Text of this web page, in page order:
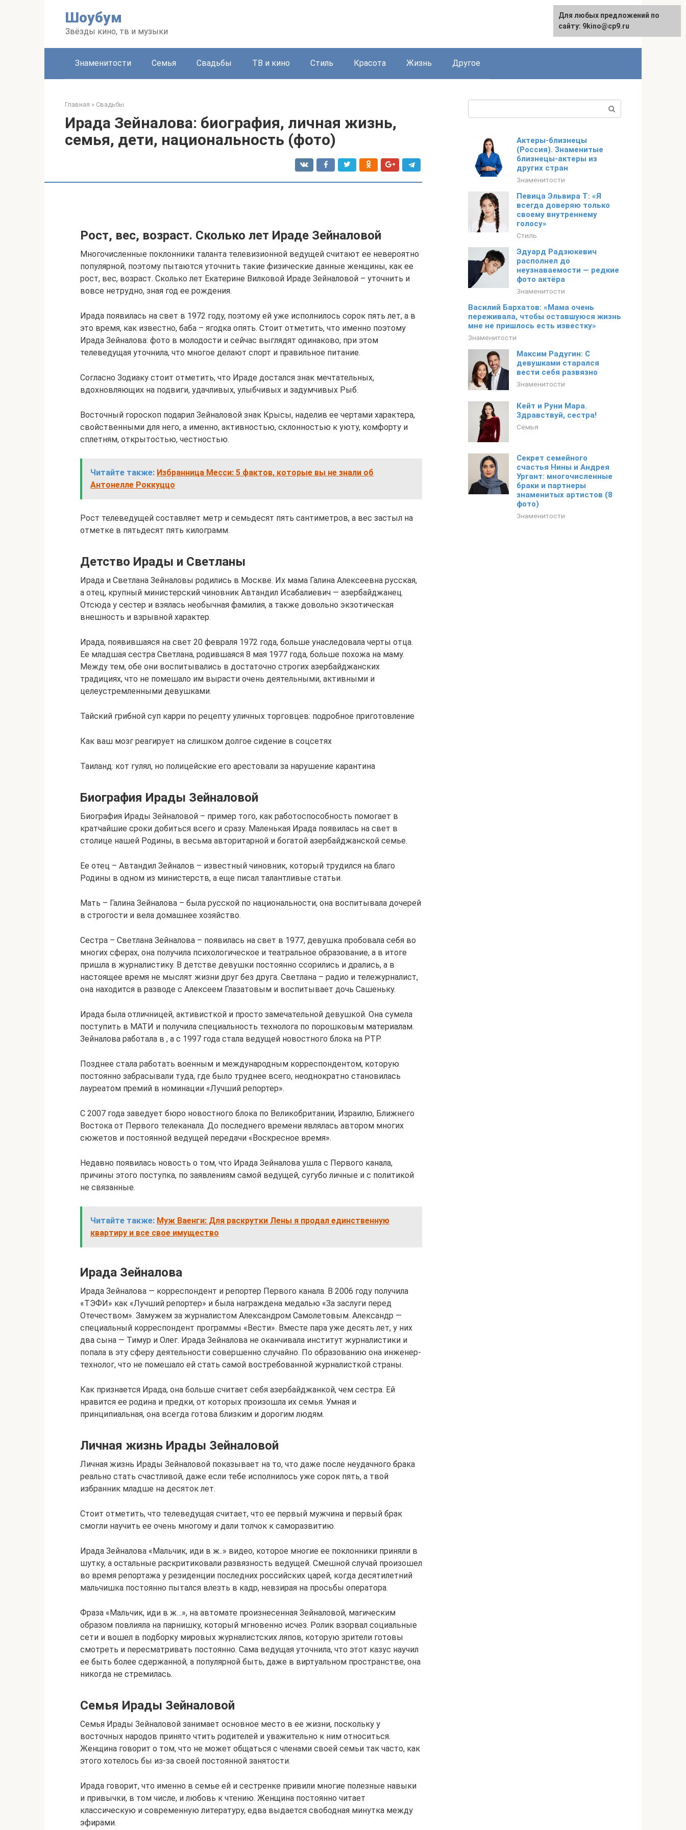
Шоубум
Звёзды кино, тв и музыки
English
Знаменитости Семья Свадьбы ТВ и кино Стиль Красота Жизнь Другое
Главная » Свадьбы
Ирада Зейналова: биография, личная жизнь,
семья, дети, национальность (фото)
Рост, вес, возраст. Сколько лет Ираде Зейналовой
Многочисленные поклонники таланта телевизионной ведущей считают ее невероятно
популярной, поэтому пытаются уточнить такие физические данные женщины, как ее
рост, вес, возраст. Сколько лет Екатерине Вилковой Ираде Зейналовой – уточнить и
вовсе нетрудно, зная год ее рождения.
Ирада появилась на свет в 1972 году, поэтому ей уже исполнилось сорок пять лет, а в
это время, как известно, баба – ягодка опять. Стоит отметить, что именно поэтому
Ирада Зейналова: фото в молодости и сейчас выглядят одинаково, при этом
телеведущая уточнила, что многое делают спорт и правильное питание.
Согласно Зодиаку стоит отметить, что Ираде достался знак мечтательных,
вдохновляющих на подвиги, удачливых, улыбчивых и задумчивых Рыб.
Восточный гороскоп подарил Зейналовой знак Крысы, наделив ее чертами характера,
свойственными для него, а именно, активностью, склонностью к уюту, комфорту и
сплетням, открытостью, честностью.
Читайте также: Избранница Месси: 5 фактов, которые вы не знали об
Антонелле Роккуццо
Рост телеведущей составляет метр и семьдесят пять сантиметров, а вес застыл на
отметке в пятьдесят пять килограмм.
Детство Ирады и Светланы
Ирада и Светлана Зейналовы родились в Москве. Их мама Галина Алексеевна русская,
а отец, крупный министерский чиновник Автандил Исабалиевич — азербайджанец.
Отсюда у сестер и взялась необычная фамилия, а также довольно экзотическая
внешность и взрывной характер.
Ирада, появившаяся на свет 20 февраля 1972 года, больше унаследовала черты отца.
Ее младшая сестра Светлана, родившаяся 8 мая 1977 года, больше похожа на маму.
Между тем, обе они воспитывались в достаточно строгих азербайджанских
традициях, что не помешало им вырасти очень деятельными, активными и
целеустремленными девушками.
Тайский грибной суп карри по рецепту уличных торговцев: подробное приготовление
Как ваш мозг реагирует на слишком долгое сидение в соцсетях
Таиланд: кот гулял, но полицейские его арестовали за нарушение карантина
Биография Ирады Зейналовой
Биография Ирады Зейналовой – пример того, как работоспособность помогает в
кратчайшие сроки добиться всего и сразу. Маленькая Ирада появилась на свет в
столице нашей Родины, в весьма авторитарной и богатой азербайджанской семье.
Ее отец – Автандил Зейналов – известный чиновник, который трудился на благо
Родины в одном из министерств, а еще писал талантливые статьи.
Мать – Галина Зейналова – была русской по национальности, она воспитывала дочерей
в строгости и вела домашнее хозяйство.
Сестра – Светлана Зейналова – появилась на свет в 1977, девушка пробовала себя во
многих сферах, она получила психологическое и театральное образование, а в итоге
пришла в журналистику. В детстве девушки постоянно ссорились и дрались, а в
настоящее время не мыслят жизни друг без друга. Светлана – радио и тележурналист,
она находится в разводе с Алексеем Глазатовым и воспитывает дочь Сашеньку.
Ирада была отличницей, активисткой и просто замечательной девушкой. Она сумела
поступить в МАТИ и получила специальность технолога по порошковым материалам.
Зейналова работала в , а с 1997 года стала ведущей новостного блока на РТР.
Позднее стала работать военным и международным корреспондентом, которую
постоянно забрасывали туда, где было труднее всего, неоднократно становилась
лауреатом премий в номинации «Лучший репортер».
С 2007 года заведует бюро новостного блока по Великобритании, Израилю, Ближнего
Востока от Первого телеканала. До последнего времени являлась автором многих
сюжетов и постоянной ведущей передачи «Воскресное время».
Недавно появилась новость о том, что Ирада Зейналова ушла с Первого канала,
причины этого поступка, по заявлениям самой ведущей, сугубо личные и с политикой
не связанные.
Читайте также: Муж Ваенги: Для раскрутки Лены я продал единственную
квартиру и все свое имущество
Ирада Зейналова
Ирада Зейналова — корреспондент и репортер Первого канала. В 2006 году получила
«ТЭФИ» как «Лучший репортер» и была награждена медалью «За заслуги перед
Отечеством». Замужем за журналистом Александром Самолетовым. Александр —
специальный корреспондент программы «Вести». Вместе пара уже десять лет, у них
два сына — Тимур и Олег. Ирада Зейналова не оканчивала институт журналистики и
попала в эту сферу деятельности совершенно случайно. По образованию она инженер-
технолог, что не помешало ей стать самой востребованной журналисткой страны.
Как признается Ирада, она больше считает себя азербайджанкой, чем сестра. Ей
нравится ее родина и предки, от которых произошла их семья. Умная и
принципиальная, она всегда готова близким и дорогим людям.
Личная жизнь Ирады Зейналовой
Личная жизнь Ирады Зейналовой показывает на то, что даже после неудачного брака
реально стать счастливой, даже если тебе исполнилось уже сорок пять, а твой
избранник младше на десяток лет.
Стоит отметить, что телеведущая считает, что ее первый мужчина и первый брак
смогли научить ее очень многому и дали толчок к саморазвитию.
Ирада Зейналова «Мальчик, иди в ж..» видео, которое многие ее поклонники приняли в
шутку, а остальные раскритиковали развязность ведущей. Смешной случай произошел
во время репортажа у резиденции последних российских царей, когда десятилетний
мальчишка постоянно пытался влезть в кадр, невзирая на просьбы оператора.
Фраза «Мальчик, иди в ж…», на автомате произнесенная Зейналовой, магическим
образом повлияла на парнишку, который мгновенно исчез. Ролик взорвал социальные
сети и вошел в подборку мировых журналистских ляпов, которую зрители готовы
смотреть и пересматривать постоянно. Сама ведущая уточнила, что этот казус научил
ее быть более сдержанной, а популярной быть, даже в виртуальном пространстве, она
никогда не стремилась.
Семья Ирады Зейналовой
Семья Ирады Зейналовой занимает основное место в ее жизни, поскольку у
восточных народов принято чтить родителей и уважительно к ним относиться.
Женщина говорит о том, что не может общаться с членами своей семьи так часто, как
этого хотелось бы из-за своей постоянной занятости.
Ирада говорит, что именно в семье ей и сестренке привили многие полезные навыки
и привычки, в том числе, и любовь к чтению. Женщина постоянно читает
классическую и современную литературу, едва выдается свободная минутка между
эфирами.
Актеры-близнецы
(Россия). Знаменитые
близнецы-актеры из
других стран
Знаменитости
Певица Эльвира Т: «Я
всегда доверяю только
своему внутреннему
голосу»
Стиль
Эдуард Радзюкевич
располнел до
неузнаваемости — редкие
фото актёра
Знаменитости
Василий Бархатов: «Мама очень
переживала, чтобы оставшуюся жизнь
мне не пришлось есть известку»
Знаменитости
Максим Радугин: С
девушками старался
вести себя развязно
Знаменитости
Кейт и Руни Мара.
Здравствуй, сестра!
Семья
Секрет семейного
счастья Нины и Андрея
Ургант: многочисленные
браки и партнеры
знаменитых артистов (8
фото)
Знаменитости
Для любых предложений по
сайту: 9kino@cp9.ru